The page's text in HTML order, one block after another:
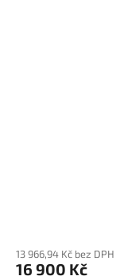
13 966,94 Kč bez DPH
16 900 Kč